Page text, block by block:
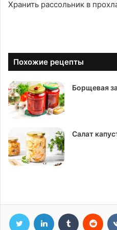
Хранить рассольник в
Похожие рецепты
Борщевая
Салат
Twitter LinkedIn Tumblr